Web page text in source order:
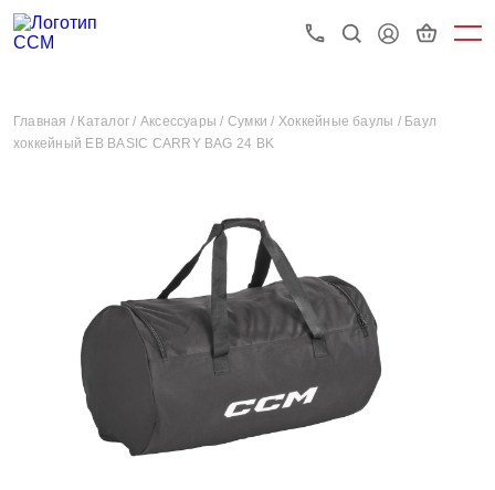
Главная / Каталог / Аксессуары / Сумки / Хоккейные баулы / Баул
хоккейный EB BASIC CARRY BAG 24 BK